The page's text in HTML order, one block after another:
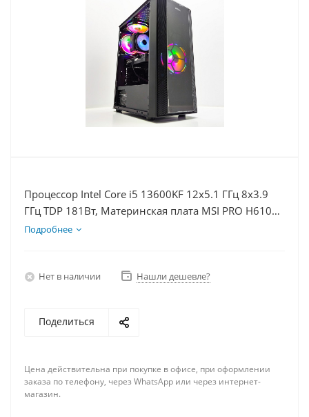
Процессор Intel Core i5 13600KF 12x5.1 ГГц 8x3.9
ГГц TDP 181Вт, Материнская плата MSI PRO H610M-
E, Видеокарта GTX 1650 4Гб, Память DDR4 32Gb,
Подробнее
Нет в наличии Нашли дешевле?
Поделиться
Цена действительна при покупке в офисе, при оформлении
заказа по телефону, через WhatsApp или через интернет-
магазин.